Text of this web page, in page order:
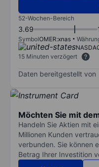
52-Wochen-Bereich
3.69
SymbolOMER:xnas
15 Minuten verzögert
Daten bereitgestellt von
Möchten Sie mit
Handeln Sie Aktien mit
Millionen Kunden
verbunden. Sie können
Betrag Ihrer Investition